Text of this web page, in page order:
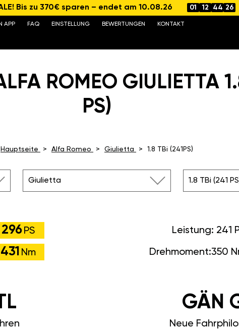
Bis zu 370€ sparen – endet am 10.08.26 01 12 44 25
APP FAQ EINSTELLUNG BEWERTUNGEN
KONTAKT
ROMEO GIULIETTA
PS)
Hauptseite Alfa Romeo Giulietta 1.8 TBi (241PS)
Giulietta 1.8 TBi (241
Leistung: 241
Drehmoment:350
296 PS
431 Nm
GÄN
Neue